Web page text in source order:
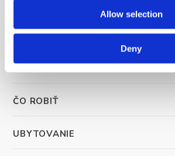
Allow selection
Deny
Trg Alojzija Stepinca 10, 21322 Brela
+385 21 618 455
info@brela.hr
ČO ROBIŤ
UBYTOVANIE